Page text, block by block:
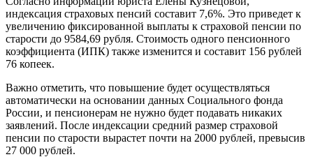
индексация страховых пенсий составит 7,6%. Это приведет к
увеличению фиксированной выплаты к страховой пенсии по
старости до 9584,69 рубля. Стоимость одного пенсионного
коэффициента (ИПК) также изменится и составит 156 рублей
76 копеек.
Важно отметить, что повышение будет осуществляться
автоматически на основании данных Социального фонда
России, и пенсионерам не нужно будет подавать никаких
заявлений. После индексации средний размер страховой
пенсии по старости вырастет почти на 2000 рублей, превысив
27 000 рублей.